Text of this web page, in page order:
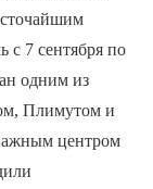
7 сентября по
одним из
Плимутом и
центром